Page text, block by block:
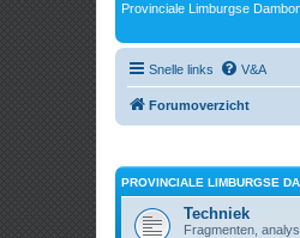
Provinciale Limburgse
Snelle links V&A
Forumoverzicht
PROVINCIALE LIMBURGSE
Techniek
Fragmenten,